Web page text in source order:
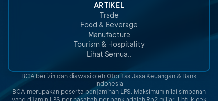
ARTIKEL
Trade
Food & Beverage
Manufacture
Tourism & Hospitality
Lihat Semua..
BCA berizin dan diawasi oleh Otoritas Jasa Keuangan & Bank
Indonesia
BCA merupakan peserta penjaminan LPS. Maksimum nilai simpanan
yang dijamin LPS per nasabah per bank adalah Rp2 miliar. Untuk cek